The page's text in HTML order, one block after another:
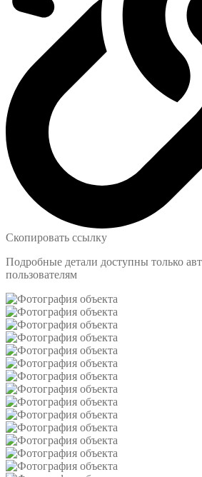
Скопировать ссылку
Подробные детали доступны только
пользователям